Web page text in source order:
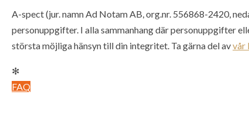
A-spect (jur. namn Ad Notam AB, org.nr. 556868-2420,
personuppgifter. I alla sammanhang där personuppgifter
största möjliga hänsyn till din integritet. Ta gärna del avvår
✻
FAQ